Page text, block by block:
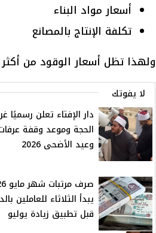
أسعار مواد البناء
تكلفة الإنتاج بالمصانع
ولهذا تظل أسعار الوقود من
لا يفوتك
دار الإفتاء تعلن رسميًا
الحجة وموعد وقفة
وعيد الأضحى 2026
صرف
يبدأ الثلاثاء للعاملين
قبل تطبيق زيادة يوليو